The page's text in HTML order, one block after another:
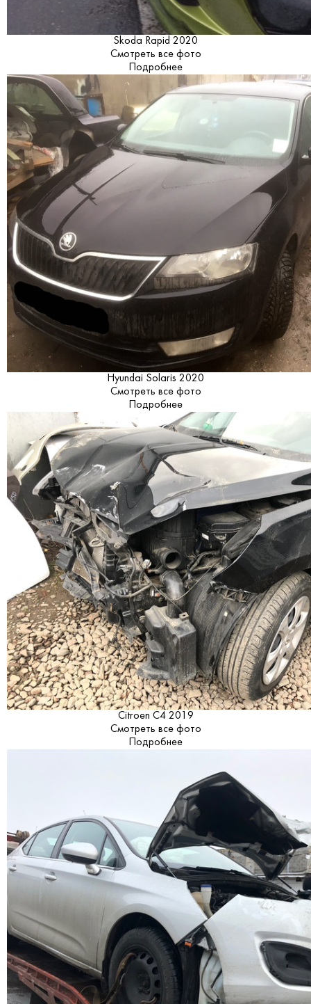
Skoda Rapid 2020
Смотреть все фото
Подробнее
Hyundai Solaris 2020
Смотреть все фото
Подробнее
Citroen C4 2019
Смотреть все фото
Подробнее